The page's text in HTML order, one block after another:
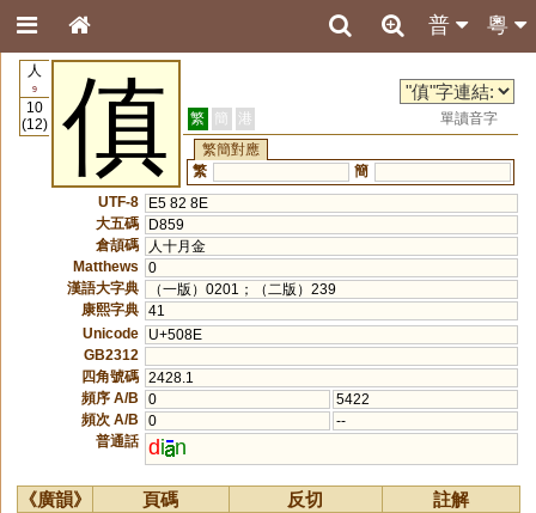
粵
普
人
9
10
(12)
傎 繁 簡 港
單讀音字
繁簡對應
繁
簡
UTF-8
E5 82 8E
大五碼
D859
倉頡碼
人十月金
Matthews
0
漢語大字典
（一版）0201；（二版）239
康熙字典 41
Unicode
U+508E
GB2312
四角號碼 2428.1
頻序 A/B
0
5422
頻次 A/B
0
--
普通話 di n
《廣韻》 頁碼 反切
註解